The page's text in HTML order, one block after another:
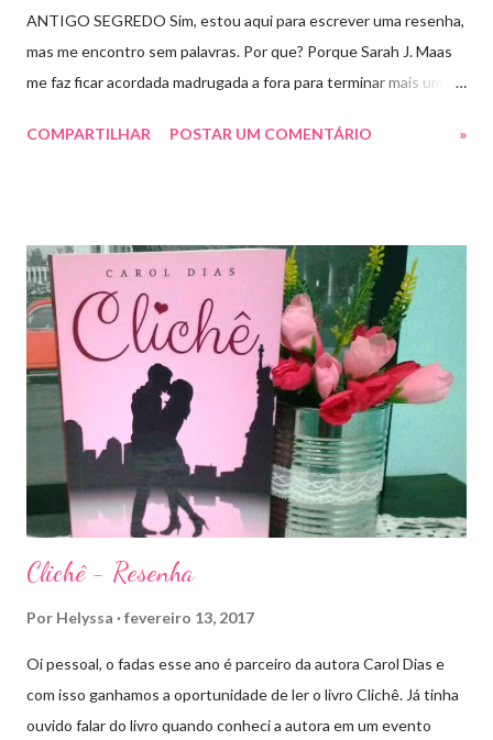
ANTIGO SEGREDO Sim, estou aqui para escrever uma resenha,
mas me encontro sem palavras. Por que? Porque Sarah J. Maas
me faz ficar acordada madrugada a fora para terminar mais um
romance da Saga Trono de Vidro que ocorre simultaneamente
todos meio atordoados com tudo que Dorian e Aelin fizeram e,
principalmente, descobriram sobre o Pai do Príncipe, agora Rei
de Ardalan. Todos têm uma missão nessa guerra mesmo que
ainda um pouco indefinida. Aelin deixa Ardalan nas mãos de seu
Rei e segue com sua corte para casa, para finalmente rever seu
lar, Terrasen. Com um novo rei no trono, Chaol Westfall passa a
ser Mão do Rei de Ardalan, e Nesryn Faliq a nova Capitã da
Guarda. Entret...
COMPARTILHAR POSTAR UM COMENTÁRIO »
Clichê - Resenha
Por Helyssa fevereiro 13, 2017
Oi pessoal, o fadas esse ano é parceiro da autora Carol Dias e
com isso ganhamos a oportunidade de ler o livro Clichê. Já tinha
ouvido falar do livro quando conheci a autora em um evento